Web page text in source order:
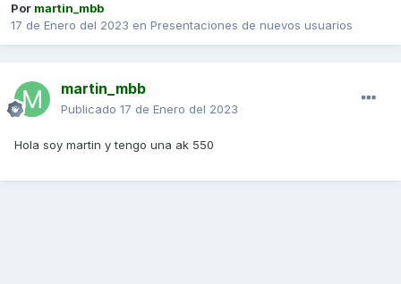
Por martin_mbb
17 de Enero del 2023 en Presentaciones de nuevos usuarios
martin_mbb
Publicado 17 de Enero del 2023
Hola soy martin y tengo una ak 550